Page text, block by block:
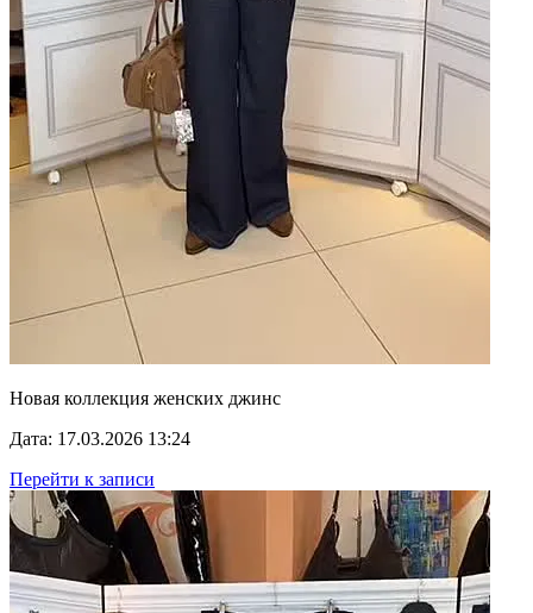
Новая коллекция женских джинс
Дата: 17.03.2026 13:24
Перейти к записи